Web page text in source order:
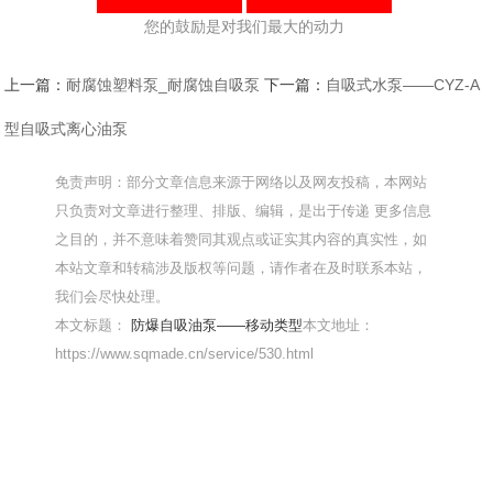
您的鼓励是对我们最大的动力
上一篇： 耐腐蚀塑料泵_耐腐蚀自吸泵 下一篇： 自吸式水泵——CYZ-A
型自吸式离心油泵
免责声明：部分文章信息来源于网络以及网友投稿，本网站
只负责对文章进行整理、排版、编辑，是出于传递 更多信息
之目的，并不意味着赞同其观点或证实其内容的真实性，如
本站文章和转稿涉及版权等问题，请作者在及时联系本站，
我们会尽快处理。
本文标题： 防爆自吸油泵——移动类型本文地址：
https://www.sqmade.cn/service/530.html